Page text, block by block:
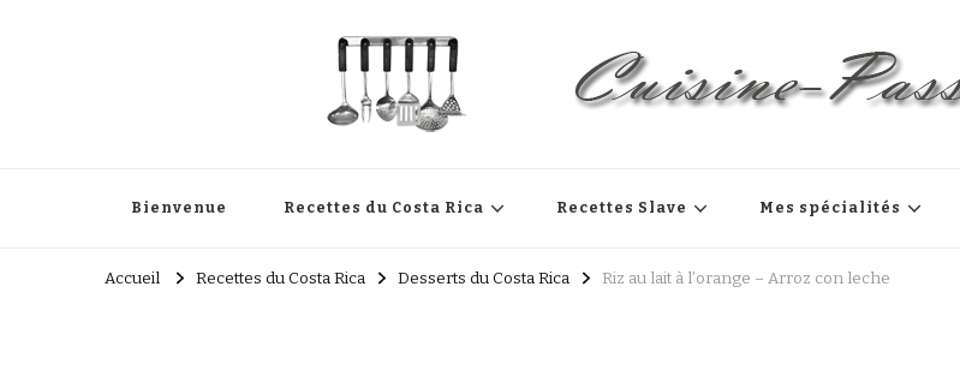
Bienvenue Recettes du Costa Rica Recettes Slave Mes spécialités
Accueil Recettes du Costa Rica Desserts du Costa Rica Riz au lait à l’orange – Arroz con leche